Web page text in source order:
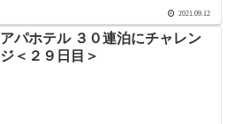
2021.09.12
アパホテル ３０連泊にチャレン
ジ＜２９日目＞